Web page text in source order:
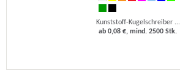
Kunststoff-Kugelschreiber ...
ab 0,08 €, mind. 2500 Stk.